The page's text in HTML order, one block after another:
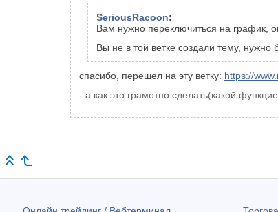
SeriousRacoon:
Вам нужно переключиться на график,
Вы не в той ветке создали тему, нужно
спасибо, перешел на эту ветку: https://
- а как это грамотно сделать(какой